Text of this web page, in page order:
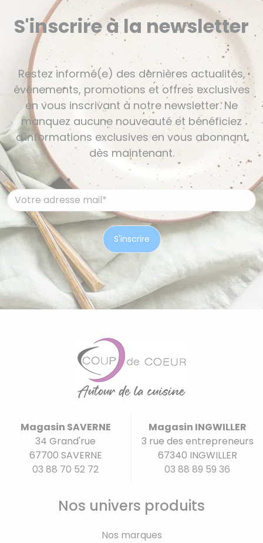
S'inscrire à la newsletter
Restez informé(e) des dernières actualités,
événements, promotions et offres exclusives
en vous inscrivant à notre newsletter. Ne
manquez aucune nouveauté et bénéficiez
d'informations exclusives en vous abonnant
dès maintenant.
Magasin SAVERNE
34 Grand'rue
67700 SAVERNE
03 88 70 52 72
Magasin INGWILLER
3 rue des entrepreneurs
67340 INGWILLER
03 88 89 59 36
Nos univers produits
Nos marques